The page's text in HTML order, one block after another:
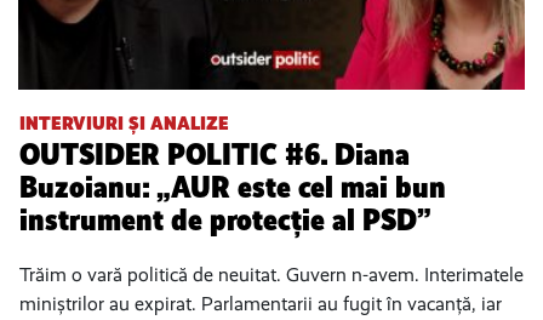
INTERVIURI ȘI ANALIZE
OUTSIDER POLITIC #6. Diana
Buzoianu: „AUR este cel mai bun
instrument de protecție al PSD”
Trăim o vară politică de neuitat. Guvern n-avem. Interimatele
miniștrilor au expirat. Parlamentarii au fugit în vacanță, iar